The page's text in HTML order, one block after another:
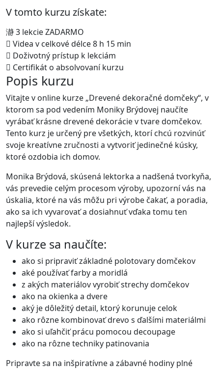
V tomto kurzu získate:
3 lekcie ZADARMO
Videa v celkové délce 8 h 15 min
Doživotný prístup k lekciám
Certifikát o absolvovaní kurzu
Popis kurzu
Vitajte v online kurze „Drevené dekoračné domčeky“, v
ktorom sa pod vedením Moniky Brýdovej naučíte
vyrábať krásne drevené dekorácie v tvare domčekov.
Tento kurz je určený pre všetkých, ktorí chcú rozvinúť
svoje kreatívne zručnosti a vytvoriť jedinečné kúsky,
ktoré ozdobia ich domov.
Monika Brýdová, skúsená lektorka a nadšená tvorkyňa,
vás prevedie celým procesom výroby, upozorní vás na
úskalia, ktoré na vás môžu pri výrobe čakať, a poradia,
ako sa ich vyvarovať a dosiahnuť vďaka tomu ten
najlepší výsledok.
V kurze sa naučíte:
ako si pripraviť základné polotovary domčekov
aké používať farby a moridlá
z akých materiálov vyrobiť strechy domčekov
ako na okienka a dvere
aký je dôležitý detail, ktorý korunuje celok
ako rôzne kombinovať drevo s ďalšími materiálmi
ako si uľahčiť prácu pomocou decoupage
ako na rôzne techniky patinovania
Pripravte sa na inšpiratívne a zábavné hodiny plné